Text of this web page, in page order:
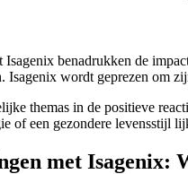
benadrukken de
Isagenix wordt geprezen om
themas in de positieve
of een gezondere levensstijl
met Isagenix: